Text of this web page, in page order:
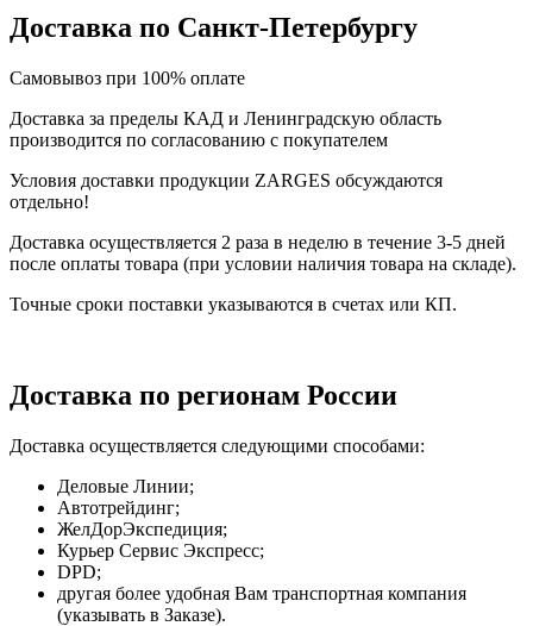
Доставка по Санкт-Петербургу
Самовывоз при 100% оплате
Доставка за пределы КАД и Ленинградскую область
производится по согласованию с покупателем
Условия доставки продукции ZARGES обсуждаются
отдельно!
Доставка осуществляется 2 раза в неделю в течение 3-5 дней
после оплаты товара (при условии наличия товара на складе).
Точные сроки поставки указываются в счетах или КП.
Доставка по регионам России
Доставка осуществляется следующими способами:
Деловые Линии;
Автотрейдинг;
ЖелДорЭкспедиция;
Курьер Сервис Экспресс;
DPD;
другая более удобная Вам транспортная компания
(указывать в Заказе).